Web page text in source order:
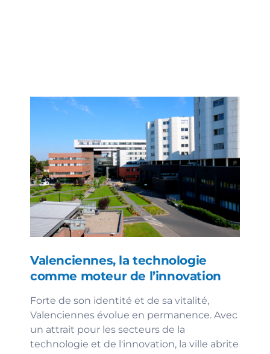
Valenciennes, la technologie
comme moteur de l’innovation
Forte de son identité et de sa vitalité,
Valenciennes évolue en permanence. Avec
un attrait pour les secteurs de la
technologie et de l'innovation, la ville abrite